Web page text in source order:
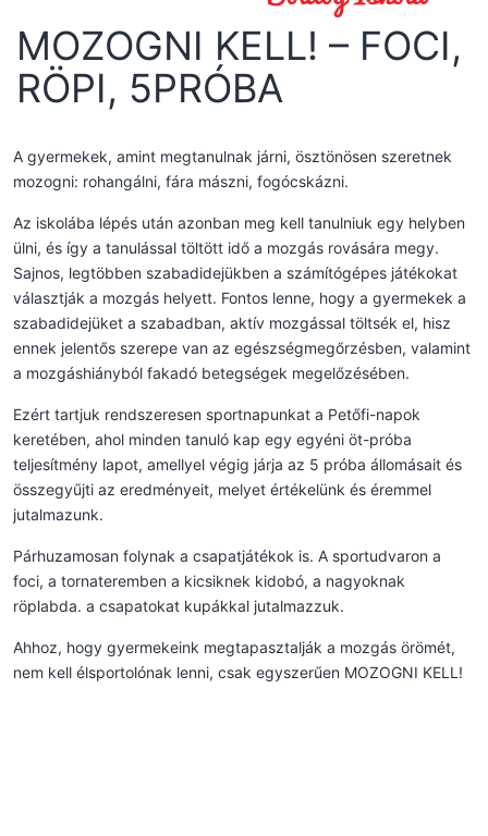
MOZOGNI KELL! – FOCI,
RÖPI, 5PRÓBA
A gyermekek, amint megtanulnak járni, ösztönösen szeretnek
mozogni: rohangálni, fára mászni, fogócskázni.
Az iskolába lépés után azonban meg kell tanulniuk egy helyben
ülni, és így a tanulással töltött idő a mozgás rovására megy.
Sajnos, legtöbben szabadidejükben a számítógépes játékokat
választják a mozgás helyett. Fontos lenne, hogy a gyermekek a
szabadidejüket a szabadban, aktív mozgással töltsék el, hisz
ennek jelentős szerepe van az egészségmegőrzésben, valamint
a mozgáshiányból fakadó betegségek megelőzésében.
Ezért tartjuk rendszeresen sportnapunkat a Petőfi-napok
keretében, ahol minden tanuló kap egy egyéni öt-próba
teljesítmény lapot, amellyel végig járja az 5 próba állomásait és
összegyűjti az eredményeit, melyet értékelünk és éremmel
jutalmazunk.
Párhuzamosan folynak a csapatjátékok is. A sportudvaron a
foci, a tornateremben a kicsiknek kidobó, a nagyoknak
röplabda. a csapatokat kupákkal jutalmazzuk.
Ahhoz, hogy gyermekeink megtapasztalják a mozgás örömét,
nem kell élsportolónak lenni, csak egyszerűen MOZOGNI KELL!